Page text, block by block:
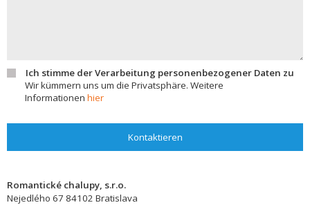
Ich stimme der Verarbeitung personenbezogener Daten zu
Wir kümmern uns um die Privatsphäre. Weitere
Informationen hier
Kontaktieren
Romantické chalupy, s.r.o.
Nejedlého 67 84102 Bratislava